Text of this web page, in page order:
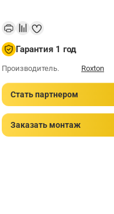
Гарантия 1 год
Производитель. Roxton
Стать партнером
Заказать монтаж